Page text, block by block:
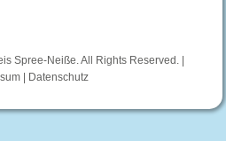
Spree-Neiße. All Rights Reserved. |
Datenschutz